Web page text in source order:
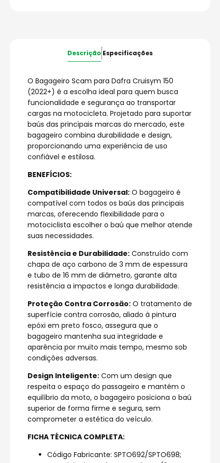
Descrição Especificações
O Bagageiro Scam para Dafra Cruisym 150
(2022+) é a escolha ideal para quem busca
funcionalidade e segurança ao transportar
cargas na motocicleta. Projetado para suportar
baús das principais marcas do mercado, este
bagageiro combina durabilidade e design,
proporcionando uma experiência de uso
confiável e estilosa.
BENEFÍCIOS:
Compatibilidade Universal: O bagageiro é
compatível com todos os baús das principais
marcas, oferecendo flexibilidade para o
motociclista escolher o baú que melhor atende
suas necessidades.
Resistência e Durabilidade: Construído com
chapa de aço carbono de 3 mm de espessura
e tubo de 16 mm de diâmetro, garante alta
resistência a impactos e longa durabilidade.
Proteção Contra Corrosão: O tratamento de
superfície contra corrosão, aliado à pintura
epóxi em preto fosco, assegura que o
bagageiro mantenha sua integridade e
aparência por muito mais tempo, mesmo sob
condições adversas.
Design Inteligente: Com um design que
respeita o espaço do passageiro e mantém o
equilíbrio da moto, o bagageiro posiciona o baú
superior de forma firme e segura, sem
comprometer a estética do veículo.
FICHA TÉCNICA COMPLETA:
Código Fabricante: SPTO692/SPTO698;